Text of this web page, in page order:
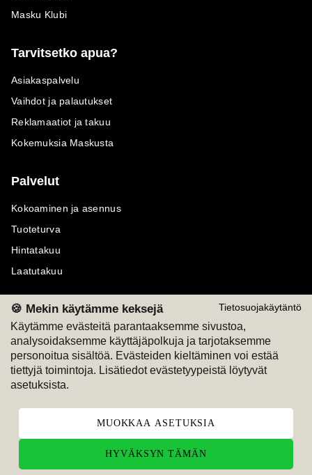
Tietosuojakäytäntö
🍪 Mekin käytämme keksejä
Käytämme evästeitä parantaaksemme sivustoa,
analysoidaksemme käyttäjäpolkuja ja tarjotaksemme
personoitua sisältöä. Evästeiden kieltäminen voi estää
tiettyjä toimintoja. Lisätiedot evästetyypeistä löytyvät
asetuksista.
MUOKKAA ASETUKSIA
HYVÄKSYN TÄMÄN
Masku Klubi
Tarvitsetko apua?
Asiakaspalvelu
Vaihdot ja palautukset
Reklamaatiot ja takuu
Kokemuksia Maskusta
Palvelut
Kokoaminen ja asennus
Tuoteturva
Hintatakuu
Laatutakuu
Maksutavat
M
Seuraa meitä